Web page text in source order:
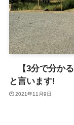
【3分で分か
と言います!
2021年11月9日